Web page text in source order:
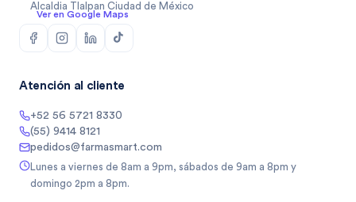
Alcaldia Tlalpan Ciudad de México
Ver en Google Maps
Atención al cliente
+52 56 5721 8330
(55) 9414 8121
pedidos@farmasmart.com
Lunes a viernes de 8am a 9pm, sábados de 9am a 8pm y
domingo 2pm a 8pm.